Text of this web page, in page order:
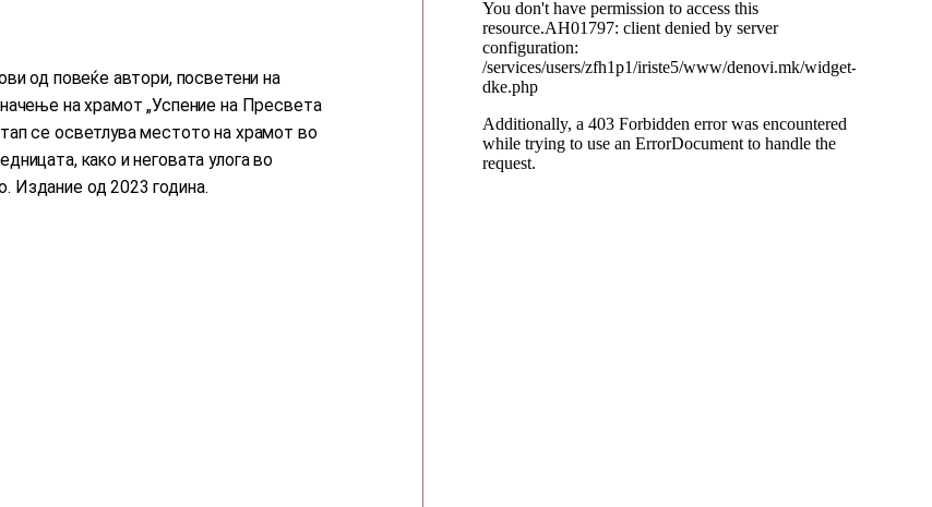
од повеќе автори, посветени на
на храмот „Успение на Пресвета
се осветлува местото на храмот во
како и неговата улога во
Издание од 2023 година.